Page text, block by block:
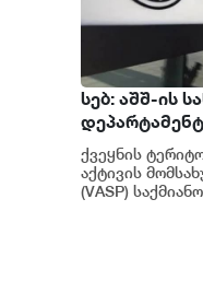
სებ: აშშ-ის
კონტროლის
ქვეყნის
აქტივის
(VASP)